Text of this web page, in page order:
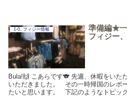
1-0. フィジー情報
準備編★一
フィジー
Bula!🙌 こあらです🐨 先週、休暇をいた
いただきました。 その一時帰国のレポ
たいと思います。 下記のようなトピッ